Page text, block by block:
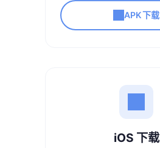
APK下载
iOS 下载